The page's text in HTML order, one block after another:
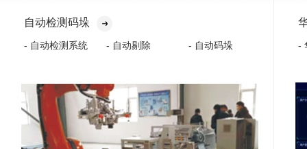
自动检测码垛
- 自动检测系统 - 自动剔除 - 自动码垛 -